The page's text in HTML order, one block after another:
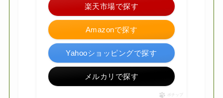
Amazonで探す
楽天市場で探す
Yahooショッピングで探す
メルカリで探す
ポチップ